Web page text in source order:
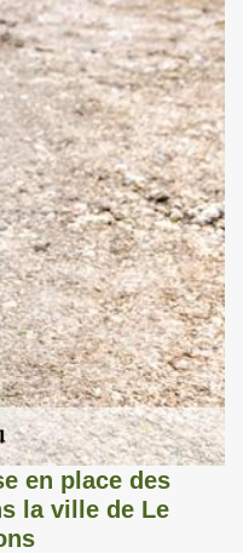
en place des
la ville de Le